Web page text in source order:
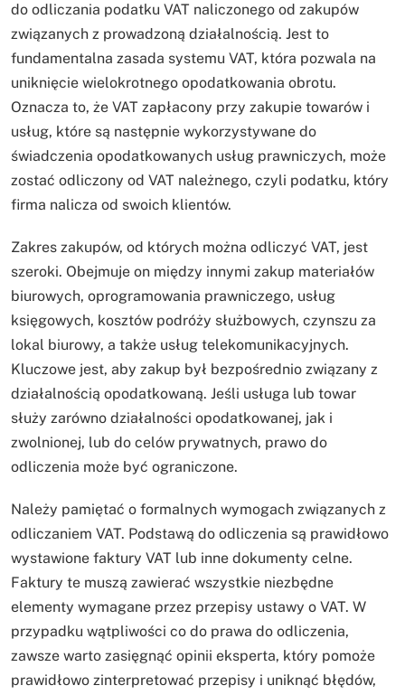
do odliczania podatku VAT naliczonego od zakupów
związanych z prowadzoną działalnością. Jest to
fundamentalna zasada systemu VAT, która pozwala na
uniknięcie wielokrotnego opodatkowania obrotu.
Oznacza to, że VAT zapłacony przy zakupie towarów i
usług, które są następnie wykorzystywane do
świadczenia opodatkowanych usług prawniczych, może
zostać odliczony od VAT należnego, czyli podatku, który
firma nalicza od swoich klientów.
Zakres zakupów, od których można odliczyć VAT, jest
szeroki. Obejmuje on między innymi zakup materiałów
biurowych, oprogramowania prawniczego, usług
księgowych, kosztów podróży służbowych, czynszu za
lokal biurowy, a także usług telekomunikacyjnych.
Kluczowe jest, aby zakup był bezpośrednio związany z
działalnością opodatkowaną. Jeśli usługa lub towar
służy zarówno działalności opodatkowanej, jak i
zwolnionej, lub do celów prywatnych, prawo do
odliczenia może być ograniczone.
Należy pamiętać o formalnych wymogach związanych z
odliczaniem VAT. Podstawą do odliczenia są prawidłowo
wystawione faktury VAT lub inne dokumenty celne.
Faktury te muszą zawierać wszystkie niezbędne
elementy wymagane przez przepisy ustawy o VAT. W
przypadku wątpliwości co do prawa do odliczenia,
zawsze warto zasięgnąć opinii eksperta, który pomoże
prawidłowo zinterpretować przepisy i uniknąć błędów,